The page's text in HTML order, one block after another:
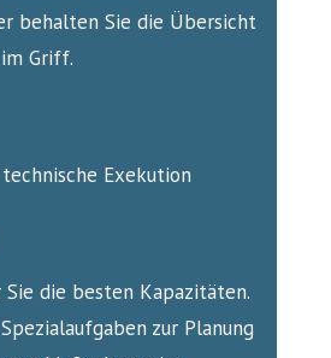
behalten Sie die Übersicht
Griff.
Exekution
die besten Kapazitäten.
zur Planung